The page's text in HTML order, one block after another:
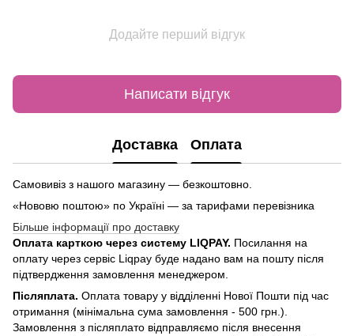
Додайте перший відгук
Написати відгук
Доставка Оплата
Самовивіз з нашого магазину — безкоштовно.
«Нововю поштою» по Україні — за тарифами перевізника
Більше інформації про доставку
Оплата карткою через систему LIQPAY. Посилання на
оплату через сервіс Liqpay буде надано вам на пошту після
підтвердження замовлення менеджером.
Післяплата. Оплата товару у відділенні Нової Пошти під час
отримання (мінімальна сума замовлення - 500 грн.).
Замовлення з післяплато відправляємо після внесення